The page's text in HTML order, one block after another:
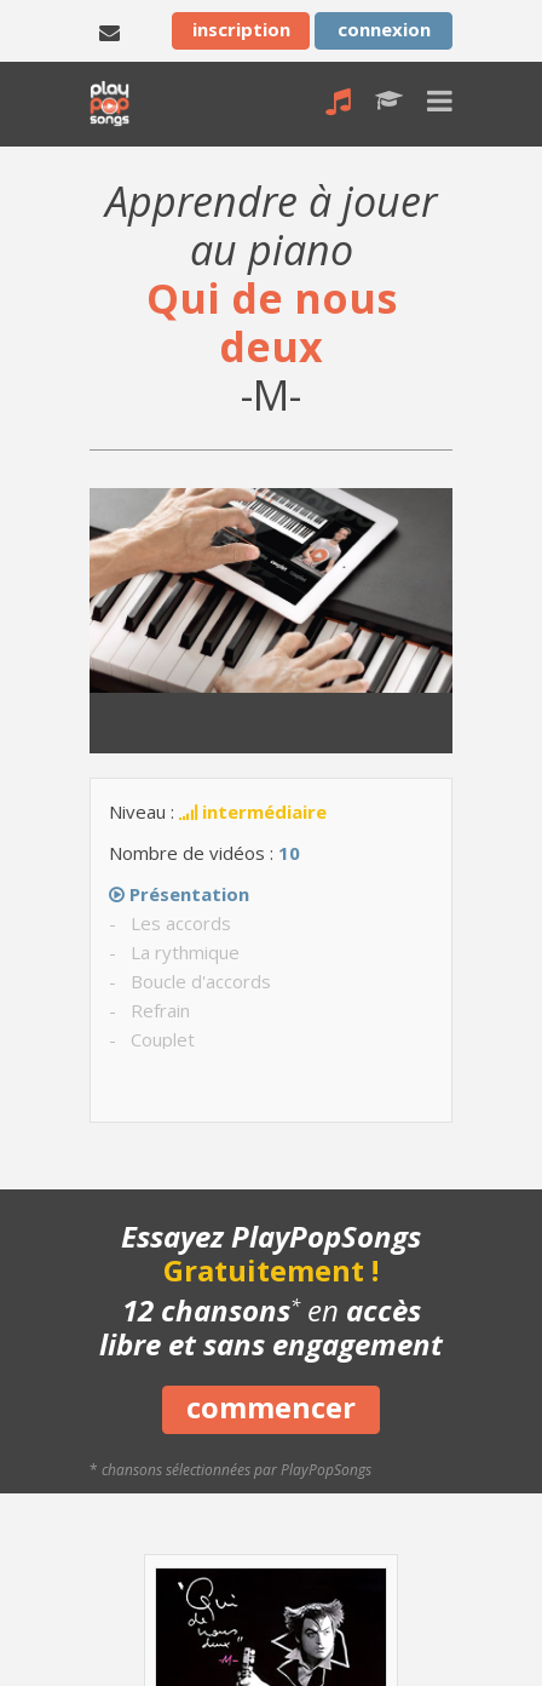
inscription connexion
Apprendre à jouer
au piano
Qui de nous
deux
-M-
Niveau :
intermédiaire
Nombre de vidéos : 10
Présentation
- Les accords
- La rythmique
- Boucle d'accords
- Refrain
- Couplet
- Playback piano
Essayez PlayPopSongs
Gratuitement !
12 chansons*en accès
libre et sans engagement
commencer
* chansons sélectionnées par PlayPopSongs